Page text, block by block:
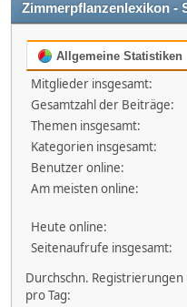
Zimmerpflanzenlexikon -
Allgemeine Statistiken
Mitglieder insgesamt:
Gesamtzahl der Beiträge:
Themen insgesamt:
Kategorien insgesamt:
Benutzer online:
Am meisten online:
Heute online:
Seitenaufrufe insgesamt:
Durchschn. Registrierungen
pro Tag: